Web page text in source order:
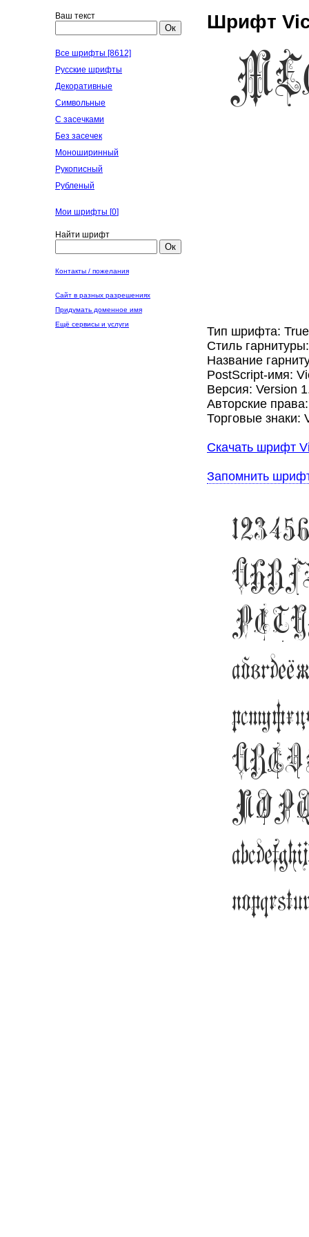
Ваш текст
Ок
Все шрифты [8612]
Русские шрифты
Декоративные
Символьные
С засечками
Без засечек
Моноширинный
Рукописный
Рубленый
Мои шрифты [0]
Найти шрифт
Ок
Контакты / пожелания
Сайт в разных разрешениях
Придумать доменное имя
Ещё сервисы и услуги
Шрифт
Тип шрифта:
Стиль
Название
PostScript-имя:
Версия: Version
Авторские
Торговые знаки:
Скачать шрифт
Запомнить